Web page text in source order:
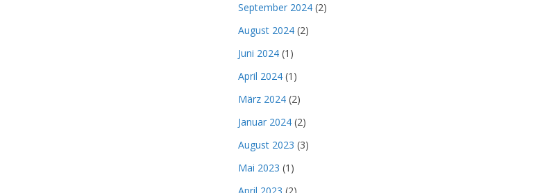
September 2024 (2)
August 2024 (2)
Juni 2024 (1)
April 2024 (1)
März 2024 (2)
Januar 2024 (2)
August 2023 (3)
Mai 2023 (1)